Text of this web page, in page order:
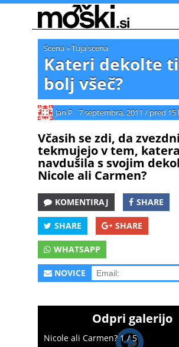
Scena»Tuja scena
Kateri dekolte
bolj všeč?
Jan P 7 septembra, 2011 / pred 15
Včasih se zdi, da
tekmujejo v tem,
navdušila s svojim
Nicole ali Carmen?
KOMENTIRAJ SHARE
SHARE SHARE
WHATSAPP
NOVICE
Odpri galerijo
Nicole ali Carmen? 1 / 5